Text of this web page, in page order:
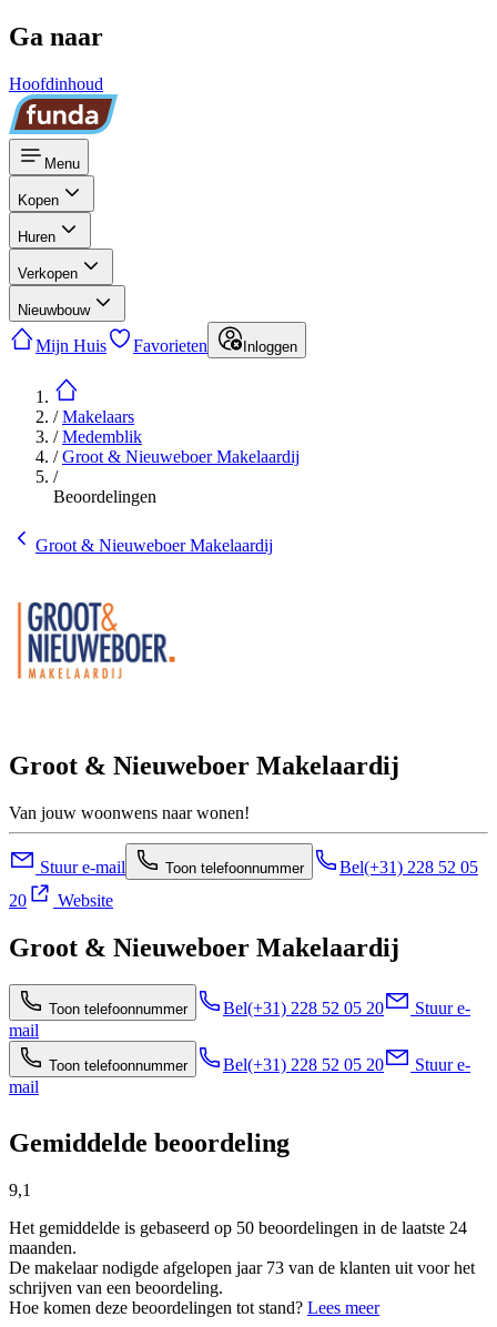
Ga naar
Hoofdinhoud
Menu
Kopen
Huren
Verkopen
Nieuwbouw
Mijn Huis Favorieten Inloggen
/Makelaars
/Medemblik
/Groot & Nieuweboer Makelaardij
/
Beoordelingen
Groot & Nieuweboer Makelaardij
Groot & Nieuweboer Makelaardij
Van jouw woonwens naar wonen!
Stuur e-mail Toon telefoonnummer Bel(+31) 228 52 05
20
Website
Groot & Nieuweboer Makelaardij
Toon telefoonnummer Bel(+31) 228 52 05 20
Stuur e-
mail
Toon telefoonnummer Bel(+31) 228 52 05 20
Stuur e-
mail
Gemiddelde beoordeling
9,1
Het gemiddelde is gebaseerd op 50 beoordelingen in de laatste 24
maanden.
De makelaar nodigde afgelopen jaar 73 van de klanten uit voor het
schrijven van een beoordeling.
Hoe komen deze beoordelingen tot stand? Lees meer